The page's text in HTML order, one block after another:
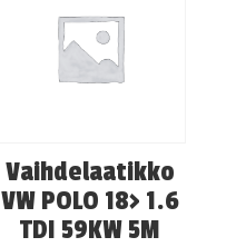
Vaihdelaatikko
VW POLO 18> 1.6
TDI 59KW 5M